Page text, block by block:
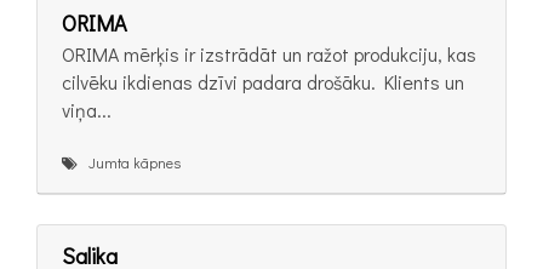
ORIMA
ORIMA mērķis ir izstrādāt un ražot produkciju, kas
cilvēku ikdienas dzīvi padara drošāku. Klients un
viņa...
Jumta kāpnes
Salika